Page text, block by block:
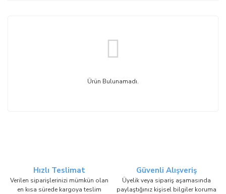
Ürün Bulunamadı.
Hızlı Teslimat
Verilen siparişlerinizi mümkün olan
en kısa sürede kargoya teslim
Güvenli Alışveriş
Üyelik veya sipariş aşamasında
paylaştığınız kişisel bilgiler koruma